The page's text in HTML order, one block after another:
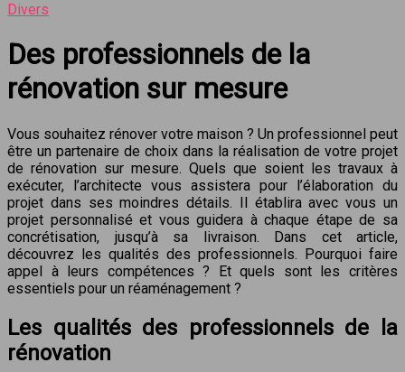
Divers
Des professionnels de la
rénovation sur mesure
Vous souhaitez rénover votre maison ? Un professionnel peut
être un partenaire de choix dans la réalisation de votre projet
de rénovation sur mesure. Quels que soient les travaux à
exécuter, l’architecte vous assistera pour l’élaboration du
projet dans ses moindres détails. Il établira avec vous un
projet personnalisé et vous guidera à chaque étape de sa
concrétisation, jusqu’à sa livraison. Dans cet article,
découvrez les qualités des professionnels. Pourquoi faire
appel à leurs compétences ? Et quels sont les critères
essentiels pour un réaménagement ?
Les qualitésdes professionnels de la
rénovation